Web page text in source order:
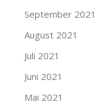
September 2021
August 2021
Juli 2021
Juni 2021
Mai 2021